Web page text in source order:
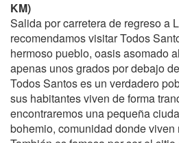
KM)
Salida por carretera de regreso a
recomendamos visitar Todos
hermoso pueblo, oasis asomado
apenas unos grados por debajo
Todos Santos es un verdadero
sus habitantes viven de forma
encontraremos una pequeña
bohemio, comunidad donde viven